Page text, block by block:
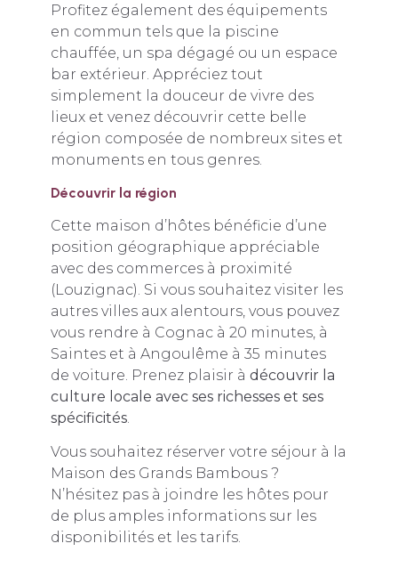
Profitez également des équipements
en commun tels que la piscine
chauffée, un spa dégagé ou un espace
bar extérieur. Appréciez tout
simplement la douceur de vivre des
lieux et venez découvrir cette belle
région composée de nombreux sites et
monuments en tous genres.
Découvrir la région
Cette maison d’hôtes bénéficie d’une
position géographique appréciable
avec des commerces à proximité
(Louzignac). Si vous souhaitez visiter les
autres villes aux alentours, vous pouvez
vous rendre à Cognac à 20 minutes, à
Saintes et à Angoulême à 35 minutes
de voiture. Prenez plaisir à découvrir la
culture locale avec ses richesses et ses
spécificités.
Vous souhaitez réserver votre séjour à la
Maison des Grands Bambous ?
N’hésitez pas à joindre les hôtes pour
de plus amples informations sur les
disponibilités et les tarifs.